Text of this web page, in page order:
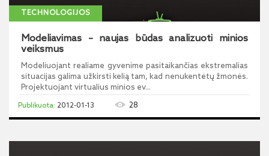
TECHNOLOGIJOS
Modeliavimas – naujas būdas analizuoti minios
veiksmus
Modeliuojant realiame gyvenime pasitaikančias ekstremalias
situacijas galima užkirsti kelią tam, kad nenukentėtų žmonės.
Projektuojant virtualius minios ev...
2012-01-13 28